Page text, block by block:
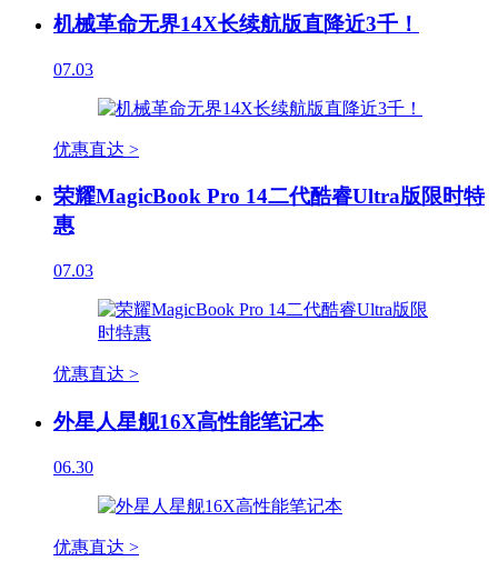
机械革命无界14X长续航版直降近3千！
07.03
优惠直达 >
荣耀MagicBook Pro 14二代酷睿Ultra版限时特
惠
07.03
优惠直达 >
外星人星舰16X高性能笔记本
06.30
优惠直达 >